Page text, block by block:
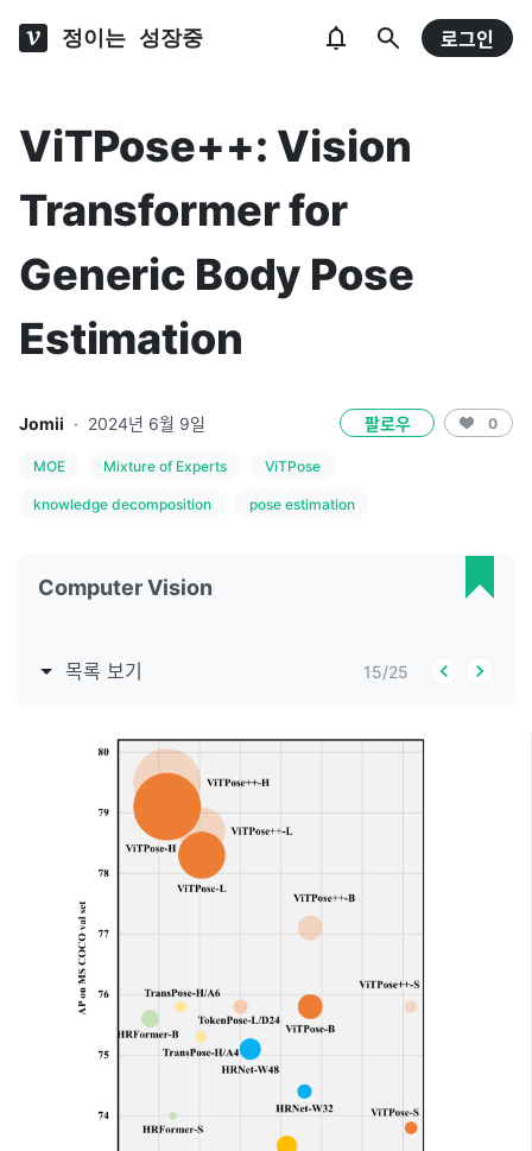
정이는 성장중 로그인
ViTPose++: Vision
Transformer for
Generic Body Pose
Estimation
Jomii · 2024년 6월 9일 팔로우 0
MOE Mixture of Experts ViTPose
knowledge decomposition pose estimation
Computer Vision
목록 보기 15/25